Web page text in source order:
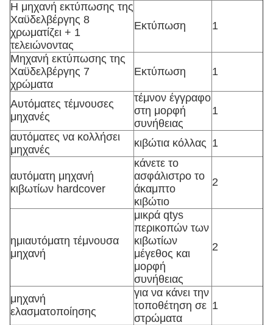
Η μηχανή εκτύπωσης της
Χαϋδελβέργης 8
χρωματίζει + 1
τελειώνοντας
Εκτύπωση 1
Μηχανή εκτύπωσης της
Χαϋδελβέργης 7
χρώματα
Εκτύπωση 1
Αυτόματες τέμνουσες
μηχανές
τέμνον έγγραφο
στη μορφή
συνήθειας
1
αυτόματες να κολλήσει
μηχανές
κιβώτια κόλλας 1
αυτόματη μηχανή
κιβωτίων hardcover
κάνετε το
ασφάλιστρο το
άκαμπτο
κιβώτιο
2
ημιαυτόματη τέμνουσα
μηχανή
μικρά qtys
περικοπών των
κιβωτίων
μέγεθος και
μορφή
συνήθειας
2
μηχανή
ελασματοποίησης
για να κάνει την
τοποθέτηση σε
στρώματα
1